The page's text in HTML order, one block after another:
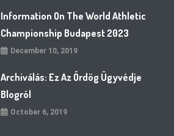
Information On The World Athletic
Championship Budapest 2023
December 10, 2019
Archiválás: Ez Az Ördög Ügyvédje
Blogról
October 6, 2019